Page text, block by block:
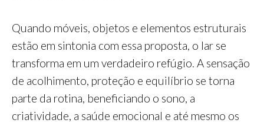
Quando móveis, objetos e elementos estruturais
estão em sintonia com essa proposta, o lar se
transforma em um verdadeiro refúgio. A sensação
de acolhimento, proteção e equilíbrio se torna
parte da rotina, beneficiando o sono, a
criatividade, a saúde emocional e até mesmo os